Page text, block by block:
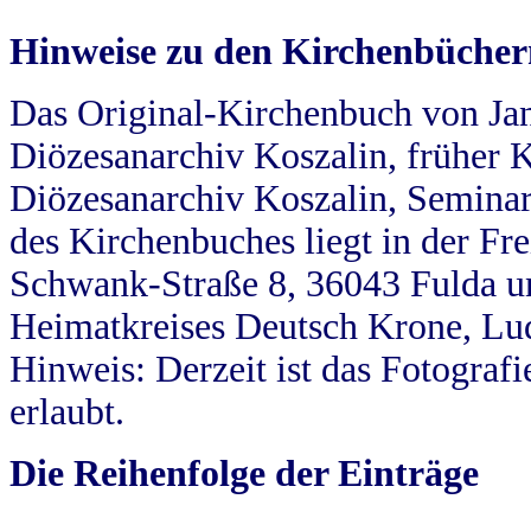
Hinweise zu den
Das Original-Kirchenbuch von
Diözesanarchiv Koszalin, früher
Diözesanarchiv Koszalin,
des Kirchenbuches liegt in der
Schwank-Straße 8, 36043 Fulda
Heimatkreises Deutsch Krone,
Hinweis: Derzeit ist das
erlaubt.
Die Reihenfolge der Einträge